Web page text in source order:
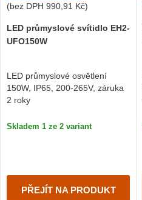
(bez DPH 990,91 Kč)
LED průmyslové svítidlo EH2-
UFO150W
LED průmyslové osvětlení
150W, IP65, 200-265V, záruka
2 roky
Skladem 1 ze 2 variant
PŘEJÍT NA PRODUKT